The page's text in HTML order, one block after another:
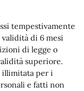
tempestivamente
di 6 mesi
di legge o
superiore.
illimitata per i
e fatti non